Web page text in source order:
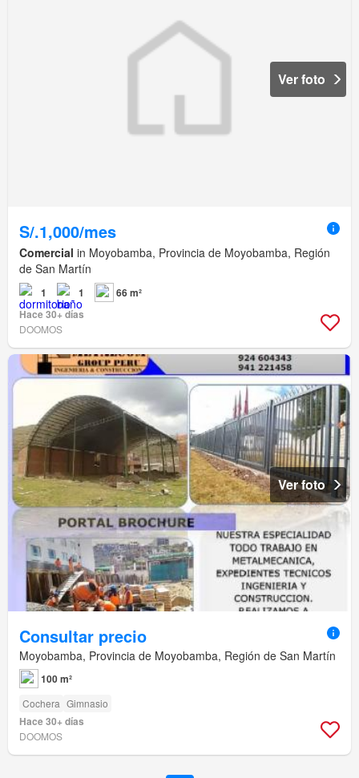
Ver foto
S/.1,000/mes
Comercial in Moyobamba, Provincia de Moyobamba, Región
de San Martín
1 1
66 m²
Hace 30+ días
DOOMOS
Ver foto
Consultar precio
Moyobamba, Provincia de Moyobamba, Región de San Martín
100 m²
Cochera Gimnasio
Hace 30+ días
DOOMOS